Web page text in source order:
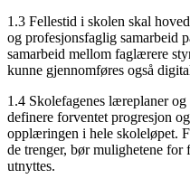
1.3 Fellestid i skolen skal
og profesjonsfaglig samarbeid
samarbeid mellom faglærere
kunne gjennomføres også
1.4 Skolefagenes læreplaner
definere forventet progresjon
opplæringen i hele skoleløpet.
de trenger, bør mulighetene
utnyttes.